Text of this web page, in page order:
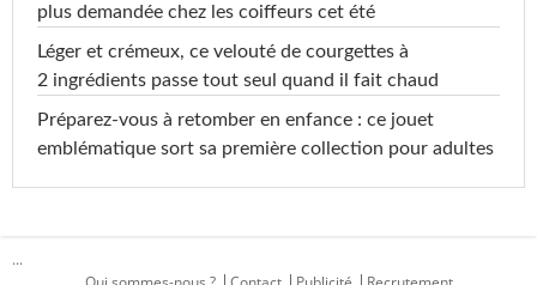
plus demandée chez les coiffeurs cet été
Léger et crémeux, ce velouté de courgettes à
2 ingrédients passe tout seul quand il fait chaud
Préparez-vous à retomber en enfance : ce jouet
emblématique sort sa première collection pour adultes
...